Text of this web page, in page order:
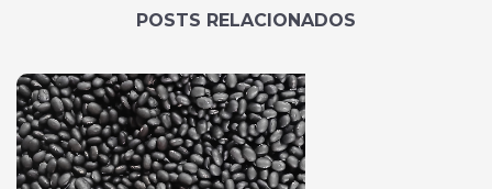
POSTS RELACIONADOS